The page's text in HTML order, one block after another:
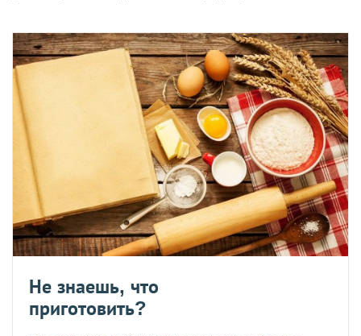
Не знаешь, что
приготовить?